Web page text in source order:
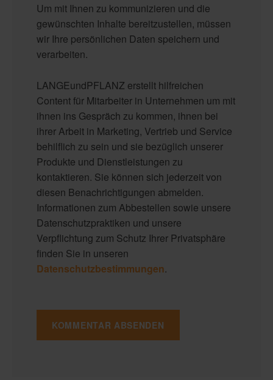
Um mit Ihnen zu kommunizieren und die
gewünschten Inhalte bereitzustellen, müssen
wir Ihre persönlichen Daten speichern und
verarbeiten.
LANGEundPFLANZ erstellt hilfreichen
Content für Mitarbeiter in Unternehmen um mit
ihnen ins Gespräch zu kommen, ihnen bei
ihrer Arbeit in Marketing, Vertrieb und Service
behilflich zu sein und sie bezüglich unserer
Produkte und Dienstleistungen zu
kontaktieren. Sie können sich jederzeit von
diesen Benachrichtigungen abmelden.
Informationen zum Abbestellen sowie unsere
Datenschutzpraktiken und unsere
Verpflichtung zum Schutz Ihrer Privatsphäre
finden Sie in unseren
Datenschutzbestimmungen.